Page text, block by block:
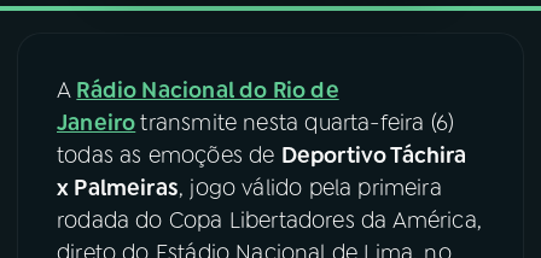
06VIDEOCASTS
07ÚLTIMAS
FESTIVAL DE MÚSICA
ACOMPANHE A RÁDIO NACIONAL
A Rádio Nacional do Rio de
Janeirotransmite nesta quarta-feira (6)
todas as emoções de Deportivo Táchira
x Palmeiras, jogo válido pela primeira
rodada do Copa Libertadores da América,